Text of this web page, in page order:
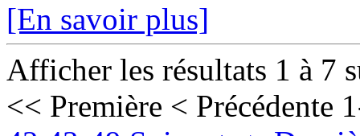
[En savoir plus]
Afficher les résultats 1 à 7
<< Première < Précédente